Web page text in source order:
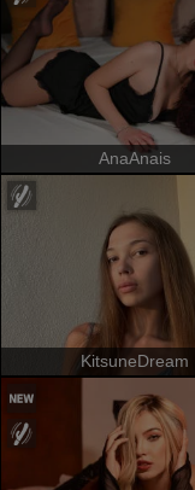
AnaAnais
KitsuneDream